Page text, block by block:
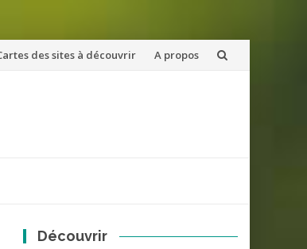
des sites à découvrir A propos
Découvrir